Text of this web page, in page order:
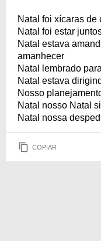
Natal foi xícaras de
Natal foi estar
Natal estava
amanhecer
Natal lembrado
Natal estava
Nosso
Natal nosso Natal
Natal nossa
COPIAR